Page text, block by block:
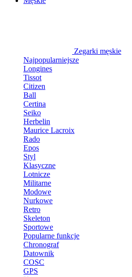
Zegarki męskie
Najpopularniejsze
Longines
Tissot
Citizen
Ball
Certina
Seiko
Herbelin
Maurice Lacroix
Rado
Epos
Styl
Klasyczne
Lotnicze
Militarne
Modowe
Nurkowe
Retro
Skeleton
Sportowe
Popularne funkcje
Chronograf
Datownik
COSC
GPS